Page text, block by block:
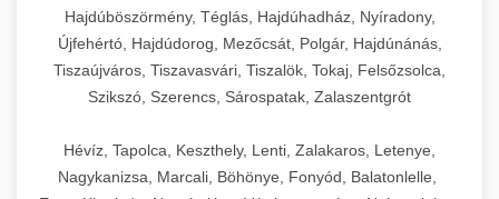
Hajdúböszörmény, Téglás, Hajdúhadház, Nyíradony,
Újfehértó, Hajdúdorog, Mezőcsát, Polgár, Hajdúnánás,
Tiszaújváros, Tiszavasvári, Tiszalök, Tokaj, Felsőzsolca,
Szikszó, Szerencs, Sárospatak, Zalaszentgrót
Hévíz, Tapolca, Keszthely, Lenti, Zalakaros, Letenye,
Nagykanizsa, Marcali, Böhönye, Fonyód, Balatonlelle,